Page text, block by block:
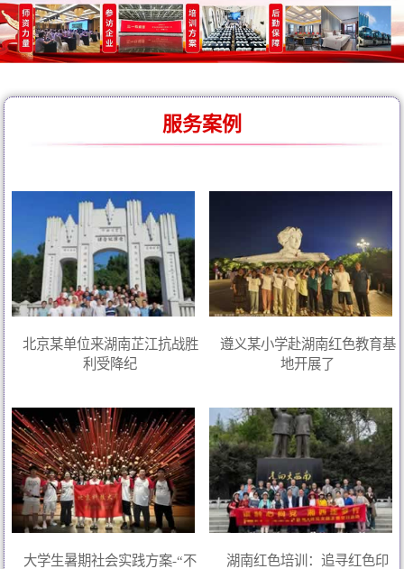
服务案例
北京某单位来湖南芷江抗战胜
利受降纪
遵义某小学赴湖南红色教育基
地开展了
大学生暑期社会实践方案-“不
湖南红色培训：追寻红色印